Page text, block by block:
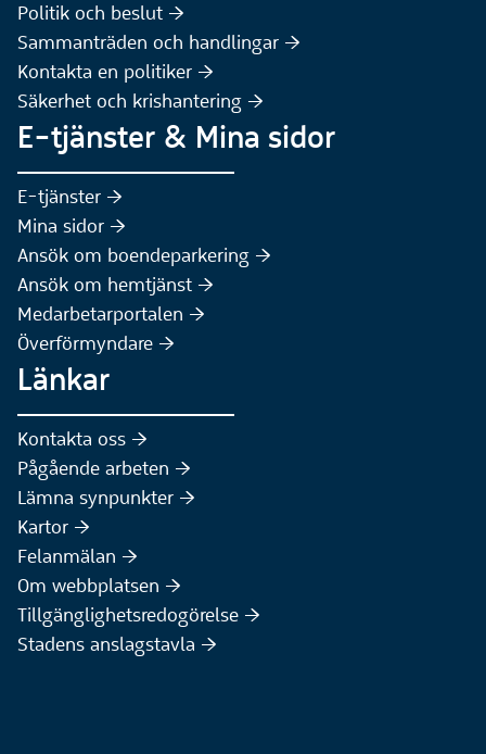
Politik och beslut :höger:
Sammanträden och handlingar :höger:
Kontakta en politiker :höger:
Säkerhet och krishantering :höger:
E-tjänster & Mina sidor
E-tjänster :höger:
Mina sidor :höger:
Ansök om boendeparkering :höger:
Ansök om hemtjänst :höger:
Medarbetarportalen :höger:
Överförmyndare :höger:
Länkar
Kontakta oss :höger:
Pågående arbeten :höger:
Lämna synpunkter :höger:
Kartor :höger:
Felanmälan :höger:
Om webbplatsen :höger:
Tillgänglighetsredogörelse :höger:
Stadens anslagstavla :höger: